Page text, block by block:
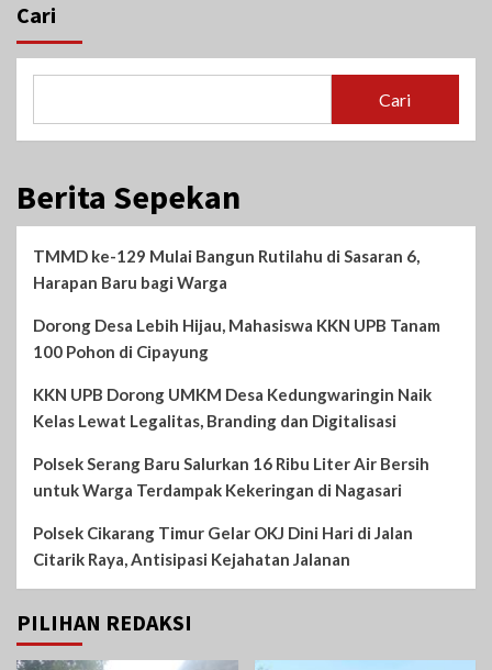
Cari
Cari
Berita Sepekan
TMMD ke-129 Mulai Bangun Rutilahu di Sasaran 6,
Harapan Baru bagi Warga
Dorong Desa Lebih Hijau, Mahasiswa KKN UPB Tanam
100 Pohon di Cipayung
KKN UPB Dorong UMKM Desa Kedungwaringin Naik
Kelas Lewat Legalitas, Branding dan Digitalisasi
Polsek Serang Baru Salurkan 16 Ribu Liter Air Bersih
untuk Warga Terdampak Kekeringan di Nagasari
Polsek Cikarang Timur Gelar OKJ Dini Hari di Jalan
Citarik Raya, Antisipasi Kejahatan Jalanan
PILIHAN REDAKSI